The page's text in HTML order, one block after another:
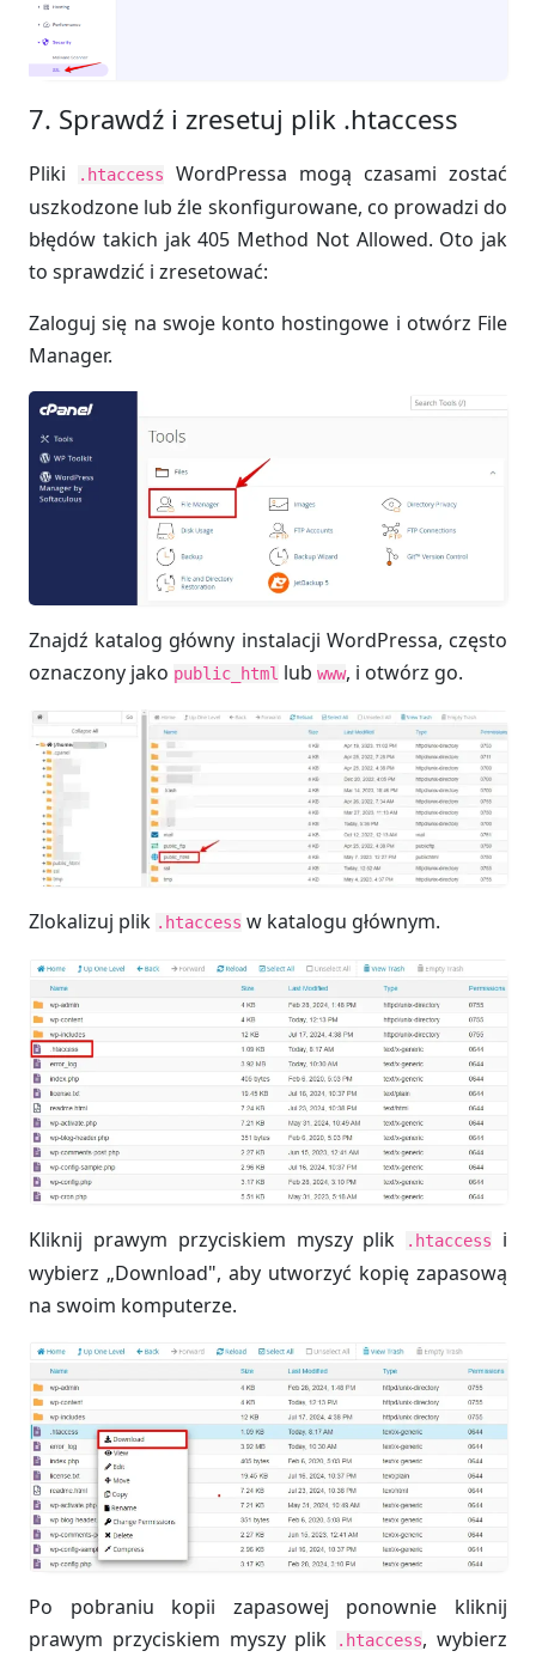
7. Sprawdź i zresetuj plik .htaccess
Pliki .htaccess
WordPressa mogą czasami zostać
uszkodzone lub źle skonfigurowane, co prowadzi do
błędów takich jak 405 Method Not Allowed. Oto jak
to sprawdzić i zresetować:
Zaloguj się na swoje konto hostingowe i otwórz File
Manager.
Znajdź katalog główny instalacji WordPressa, często
oznaczony jako public_html lub www, i otwórz go.
Zlokalizuj plik .htaccess w katalogu głównym.
Kliknij prawym przyciskiem myszy plik .htaccess
i
wybierz „Download", aby utworzyć kopię zapasową
na swoim komputerze.
Po pobraniu kopii zapasowej ponownie kliknij
prawym przyciskiem myszy plik
.htaccess, wybierz